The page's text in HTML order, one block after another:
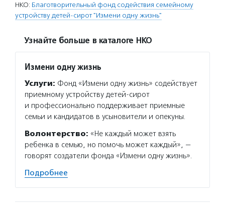
НКО: Благотворительный фонд содействия семейному
устройству детей-сирот "Измени одну жизнь"
Узнайте больше в каталоге НКО
Измени одну жизнь
Услуги: Фонд «Измени одну жизнь» содействует
приемному устройству детей-сирот
и профессионально поддерживает приемные
семьи и кандидатов в усыновители и опекуны.
Волонтерство: «Не каждый может взять
ребенка в семью, но помочь может каждый», —
говорят создатели фонда «Измени одну жизнь».
Подробнее